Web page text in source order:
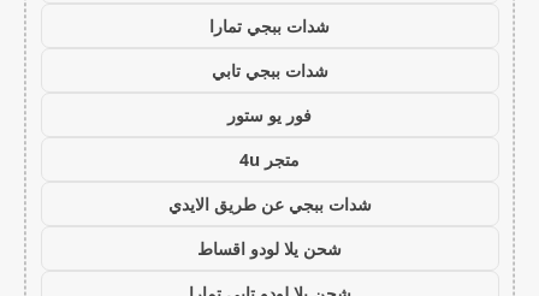
شدات ببجي تمارا
شدات ببجي تابي
فور يو ستور
متجر 4u
شدات ببجي عن طريق الايدي
شحن يلا لودو اقساط